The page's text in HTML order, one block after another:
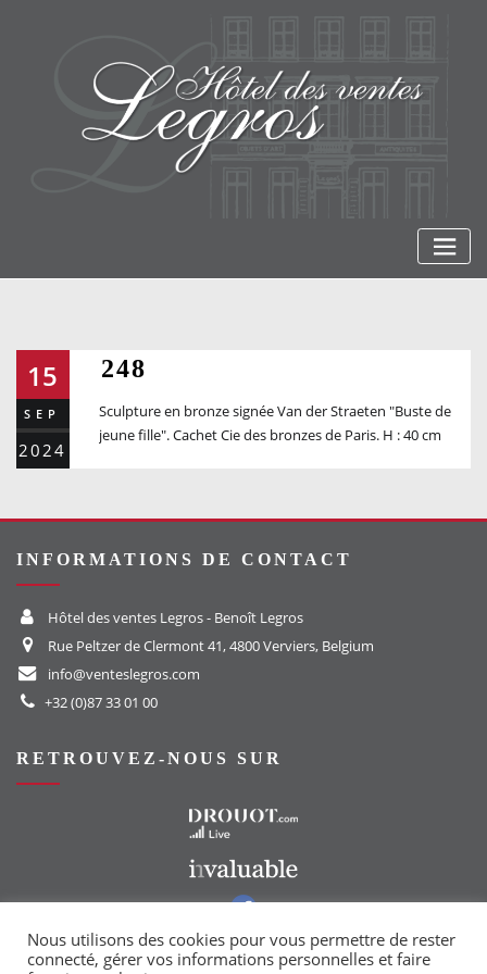
15
SEP
2024
248
Sculpture en bronze signée Van der Straeten "Buste de
jeune fille". Cachet Cie des bronzes de Paris. H : 40 cm
INFORMATIONS DE CONTACT
Hôtel des ventes Legros - Benoît Legros
Rue Peltzer de Clermont 41, 4800 Verviers, Belgium
info@venteslegros.com
+32 (0)87 33 01 00
RETROUVEZ-NOUS SUR
Vers notre groupe Facebook
Nous utilisons des cookies pour vous permettre de rester
connecté, gérer vos informations personnelles et faire